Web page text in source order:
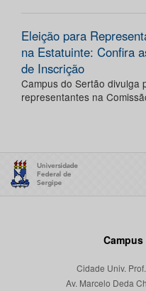
Eleição para
na Estatuinte: Confira
de Inscrição
Campus do Sertão divulga
representantes na
Cidade Univ.
Av. Marcelo Deda